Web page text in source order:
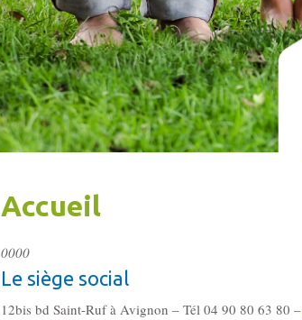
Accueil
0000
Le siège social
12bis bd Saint-Ruf à Avignon – Tél 04 90 80 63 80 –